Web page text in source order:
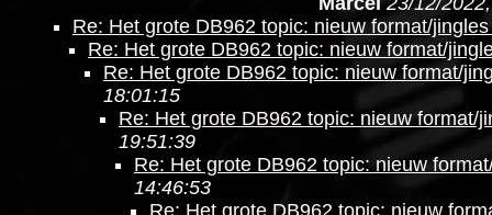
Re: Het grote DB962 topic: nieuw format/
Re: Het grote DB962 topic: nieuw format/
Re: Het grote DB962 topic: nieuw format/
18:01:15
Re: Het grote DB962 topic: nieuw format/
19:51:39
Re: Het grote DB962 topic: nieuw
14:46:53
Re: Het grote DB962 topic: nieuw